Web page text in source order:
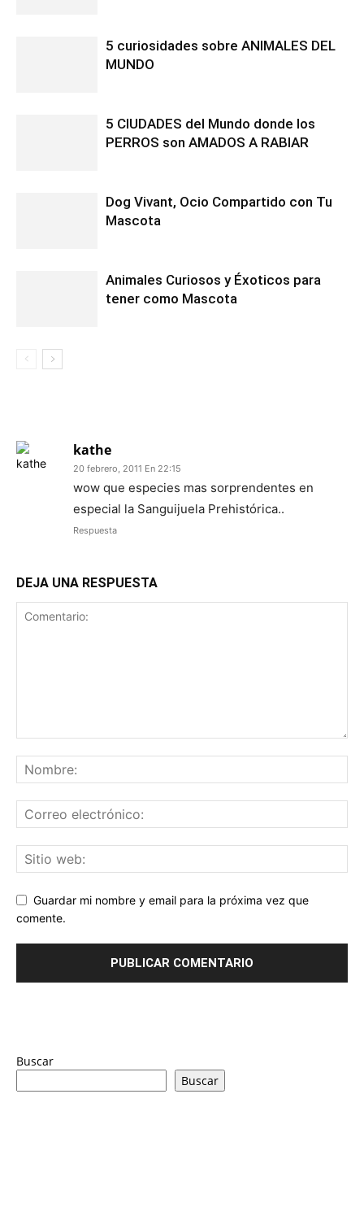
5 curiosidades sobre ANIMALES DEL
MUNDO
5 CIUDADES del Mundo donde los
PERROS son AMADOS A RABIAR
Dog Vivant, Ocio Compartido con Tu
Mascota
Animales Curiosos y Éxoticos para
tener como Mascota
kathe
20 febrero, 2011 En 22:15
wow que especies mas sorprendentes en
especial la Sanguijuela Prehistórica..
Respuesta
DEJA UNA RESPUESTA
Guardar mi nombre y email para la próxima vez que
comente.
Buscar
Buscar